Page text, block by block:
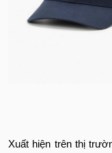
Xuất hiện trên thị